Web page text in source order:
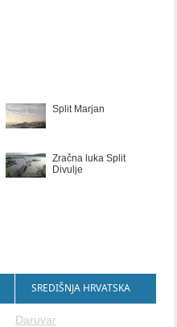
Split Marjan
Zračna luka Split
Divulje
SREDIŠNJA HRVATSKA
Daruvar